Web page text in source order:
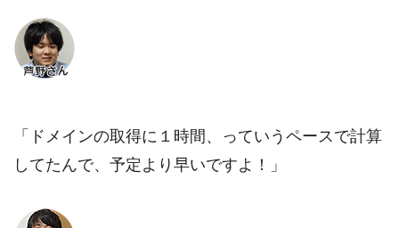
「ドメインの取得に１時間、っていうペースで計算
してたんで、予定より早いですよ！」